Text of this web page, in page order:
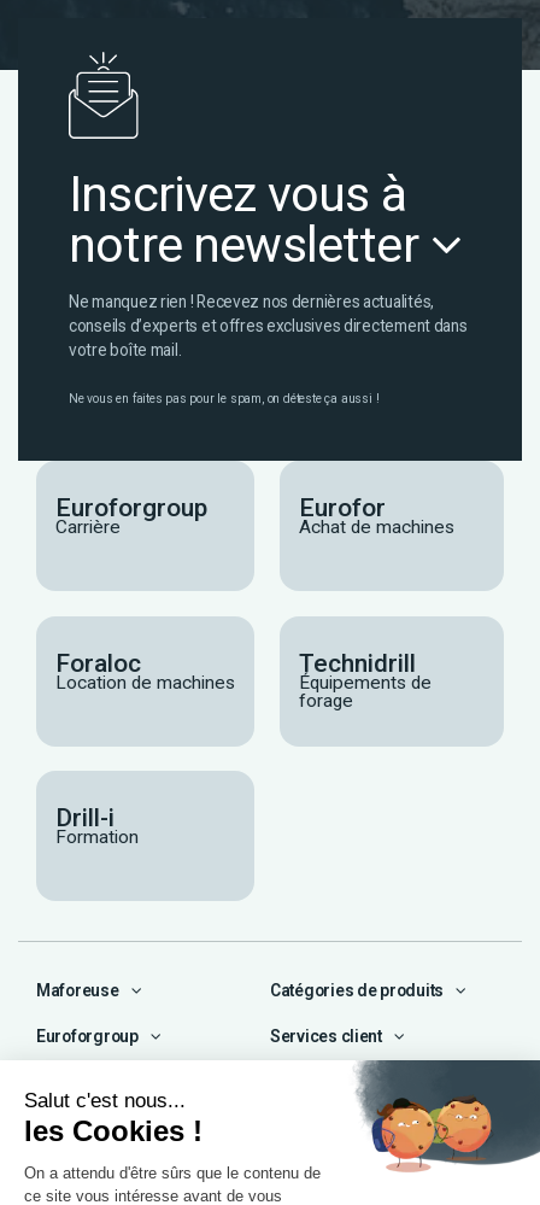
Inscrivez vous à
notre newsletter
Ne manquez rien ! Recevez nos dernières actualités,
conseils d’experts et offres exclusives directement dans
votre boîte mail.
Ne vous en faites pas pour le spam, on déteste ça aussi !
Euroforgroup
Carrière
Eurofor
Achat de machines
Foraloc
Location de machines
Technidrill
Équipements de
forage
Drill-i
Formation
Maforeuse Catégories de produits
Euroforgroup Services client
contact@maforeuse.com
Siège social et atelier